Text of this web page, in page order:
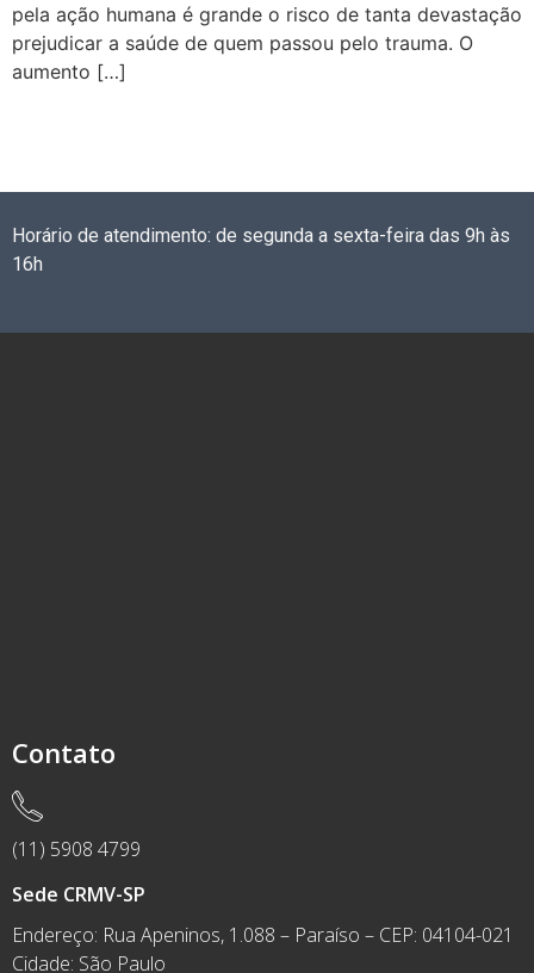
pela ação humana é grande o risco de tanta devastação
prejudicar a saúde de quem passou pelo trauma. O
aumento […]
Horário de atendimento: de segunda a sexta-feira das 9h às
16h
Contato
(11) 5908 4799
Sede CRMV-SP
Endereço: Rua Apeninos, 1.088 – Paraíso – CEP: 04104-021
Cidade: São Paulo